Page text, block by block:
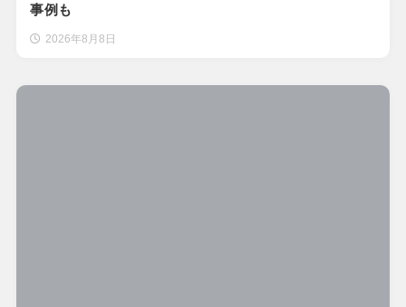
事例も
2026年8月8日